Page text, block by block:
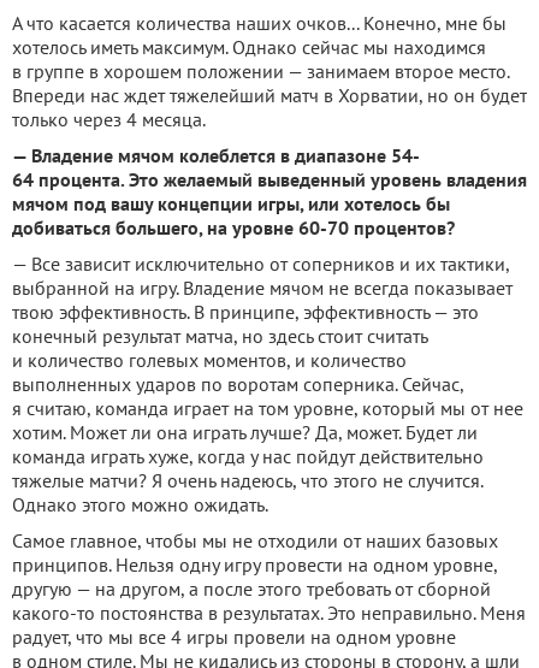
А что касается количества наших очков... Конечно, мне бы
хотелось иметь максимум. Однако сейчас мы находимся
в группе в хорошем положении — занимаем второе место.
Впереди нас ждет тяжелейший матч в Хорватии, но он будет
только через 4 месяца.
— Владение мячом колеблется в диапазоне 54-
64 процента. Это желаемый выведенный уровень владения
мячом под вашу концепции игры, или хотелось бы
добиваться большего, на уровне 60-70 процентов?
— Все зависит исключительно от соперников и их тактики,
выбранной на игру. Владение мячом не всегда показывает
твою эффективность. В принципе, эффективность — это
конечный результат матча, но здесь стоит считать
и количество голевых моментов, и количество
выполненных ударов по воротам соперника. Сейчас,
я считаю, команда играет на том уровне, который мы от нее
хотим. Может ли она играть лучше? Да, может. Будет ли
команда играть хуже, когда у нас пойдут действительно
тяжелые матчи? Я очень надеюсь, что этого не случится.
Однако этого можно ожидать.
Самое главное, чтобы мы не отходили от наших базовых
принципов. Нельзя одну игру провести на одном уровне,
другую — на другом, а после этого требовать от сборной
какого-то постоянства в результатах. Это неправильно. Меня
радует, что мы все 4 игры провели на одном уровне
в одном стиле. Мы не кидались из стороны в сторону, а шли